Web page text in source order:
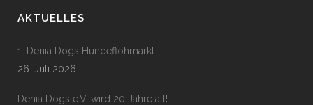
AKTUELLES
1. Denia Dogs Hundeflohmarkt
26. Juli 2026
Denia Dogs e.V. wird 20 Jahre alt!